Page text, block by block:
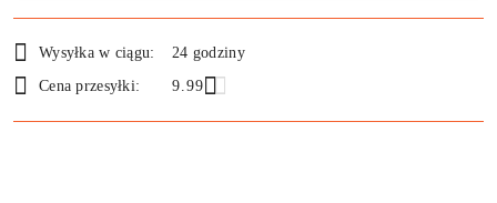
Wysyłka w ciągu:
24 godziny
Cena przesyłki:
9.99